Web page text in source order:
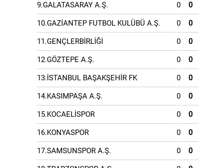
9.GALATASARAY A.Ş. 0 0
10.GAZİANTEP FUTBOL KULÜBÜ A.Ş. 0 0
11.GENÇLERBİRLİĞİ 0 0
12.GÖZTEPE A.Ş. 0 0
13.İSTANBUL BAŞAKŞEHİR FK 0 0
14.KASIMPAŞA A.Ş. 0 0
15.KOCAELİSPOR 0 0
16.KONYASPOR 0 0
17.SAMSUNSPOR A.Ş. 0 0